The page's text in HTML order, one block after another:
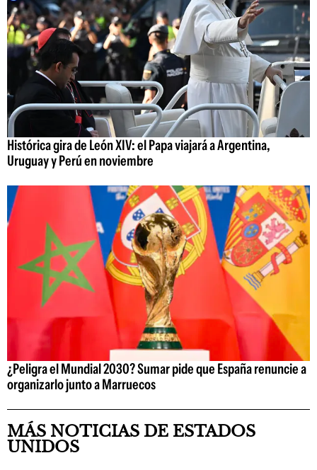
Histórica gira de León XIV: el Papa viajará a Argentina,
Uruguay y Perú en noviembre
¿Peligra el Mundial 2030? Sumar pide que España renuncie a
organizarlo junto a Marruecos
MÁS NOTICIAS DE ESTADOS
UNIDOS